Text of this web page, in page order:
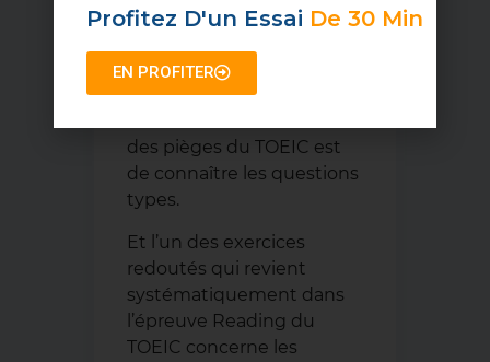
L’une des astuces pour
des pièges du TOEIC est
de connaître les questions
types.
Et l’un des exercices
redoutés qui revient
systématiquement dans
l’épreuve Reading du
TOEIC concerne les
Profitez D'un Essai De 30 Min
EN PROFITER